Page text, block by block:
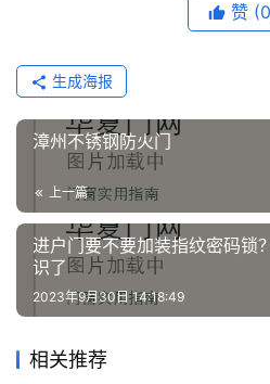
修
门
资
讯
联
系
们
赞
生成海报
漳州不锈钢防火门
上一篇
进户门要不要加装指纹密码锁
识了
2023年9月30日 14:18:49
相关推荐